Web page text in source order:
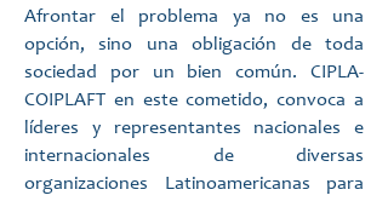
Afrontar el problema ya no es una
opción, sino una obligación de toda
sociedad por un bien común. CIPLA-
COIPLAFT en este cometido, convoca a
líderes y representantes nacionales e
internacionales de diversas
organizaciones Latinoamericanas para